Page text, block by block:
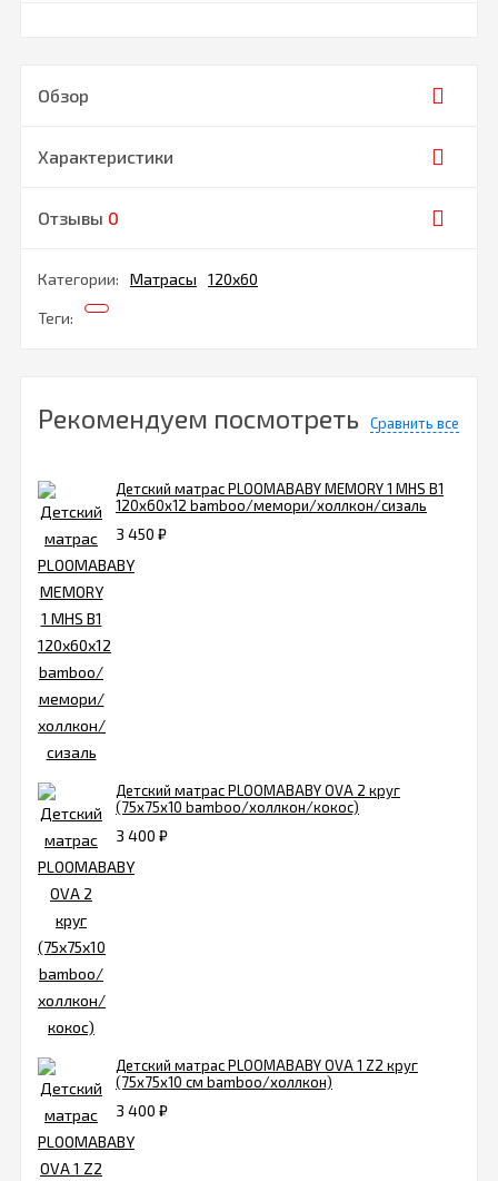
Обзор
Характеристики
Отзывы 0
Категории: Матрасы 120х60
Теги:
Рекомендуем посмотреть Сравнить все
Детский матрас PLOOMABABY MEMORY 1 MHS B1
120х60х12 bamboo/мемори/холлкон/сизаль
3 450 ₽
Детский матрас PLOOMABABY OVA 2 круг
(75х75х10 bamboo/холлкон/кокос)
3 400 ₽
Детский матрас PLOOMABABY OVA 1 Z2 круг
(75х75х10 см bamboo/холлкон)
3 400 ₽